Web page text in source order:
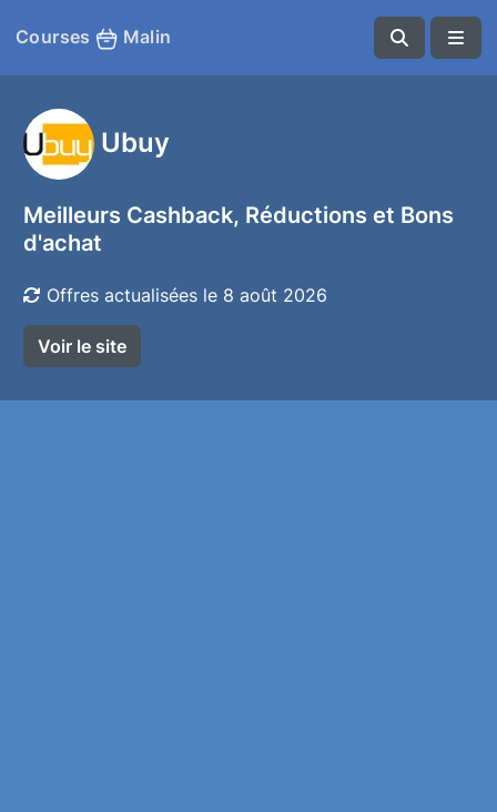
Courses Malin
Ubuy
Meilleurs Cashback, Réductions et Bons
d'achat
Offres actualisées le 8 août 2026
Voir le site